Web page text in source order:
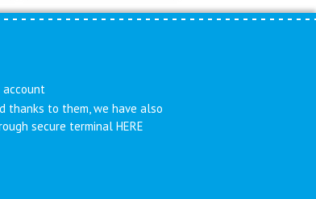
thanks to them, we have also
secure terminal HERE